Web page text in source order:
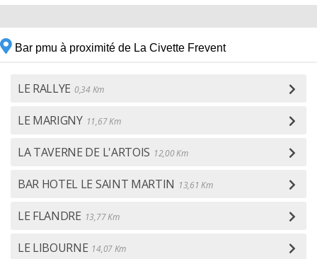
Bar pmu à proximité de La Civette Frevent
LE RALLYE 0,34 Km
LE MARIGNY 11,67 Km
LA TAVERNE DE L'ARTOIS 12,00 Km
BAR HOTEL LE SAINT MARTIN 13,61 Km
LE FLANDRE 13,77 Km
LE LIBOURNE 14,07 Km